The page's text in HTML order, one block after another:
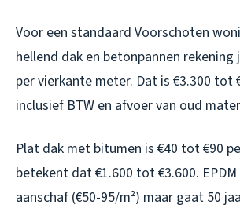
Voor een standaard Voorschoten
hellend dak en betonpannen rekening
per vierkante meter. Dat is €3.300 tot
inclusief BTW en afvoer van oud
Plat dak met bitumen is €40 tot €90
betekent dat €1.600 tot €3.600.
aanschaf (€50-95/m²) maar gaat 50